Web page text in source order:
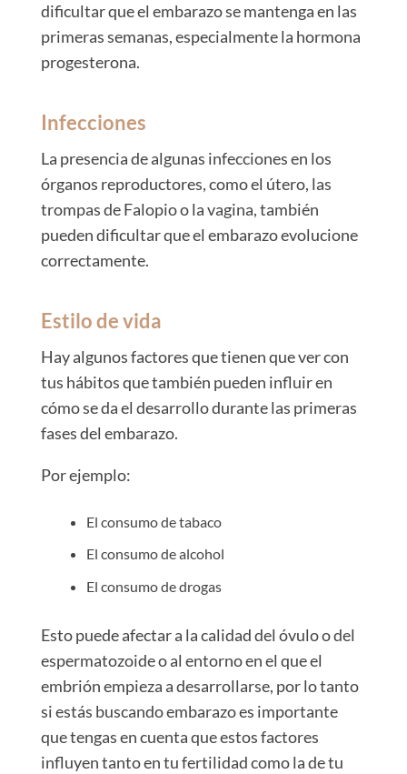
dificultar que el embarazo se mantenga en las
primeras semanas, especialmente la hormona
progesterona.
Infecciones
La presencia de algunas infecciones en los
órganos reproductores, como el útero, las
trompas de Falopio o la vagina, también
pueden dificultar que el embarazo evolucione
correctamente.
Estilo de vida
Hay algunos factores que tienen que ver con
tus hábitos que también pueden influir en
cómo se da el desarrollo durante las primeras
fases del embarazo.
Por ejemplo:
El consumo de tabaco
El consumo de alcohol
El consumo de drogas
Esto puede afectar a la calidad del óvulo o del
espermatozoide o al entorno en el que el
embrión empieza a desarrollarse, por lo tanto
si estás buscando embarazo es importante
que tengas en cuenta que estos factores
influyen tanto en tu fertilidad como la de tu